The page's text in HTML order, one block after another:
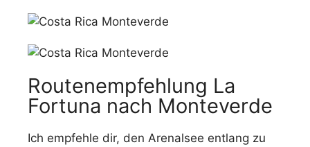
Routenempfehlung La
Fortuna nach Monteverde
Ich empfehle dir, den Arenalsee entlang zu